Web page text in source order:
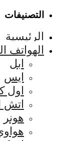
التصنيفات
الرئيسية
الهواتف
ابل
ايس
اول
اتش
هونر